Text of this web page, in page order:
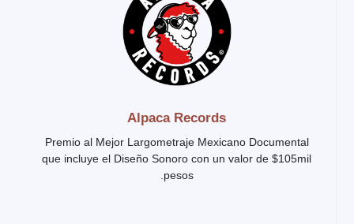
Alpaca Records
Premio al Mejor Largometraje Mexicano Documental
que incluye el Diseño Sonoro con un valor de $105mil
pesos.